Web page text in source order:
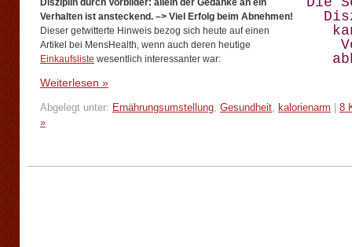
Disziplin durch Vorbilder: allein der Gedanke an ein
Verhalten ist ansteckend. –> Viel Erfolg beim Abnehmen!
Dieser getwitterte Hinweis bezog sich heute auf einen
Artikel bei MensHealth, wenn auch deren heutige
Einkaufsliste wesentlich interessanter war:
Weiterlesen »
Abgelegt unter: Ernährungsumstellung, Gesundheit, kalorienarm
8
»